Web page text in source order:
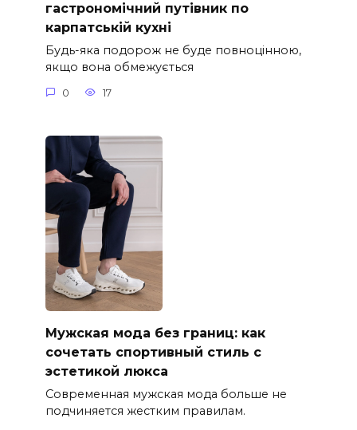
гастрономічний путівник по
карпатській кухні
Будь-яка подорож не буде повноцінною,
якщо вона обмежується
0 17
Мужская мода без границ: как
сочетать спортивный стиль с
эстетикой люкса
Современная мужская мода больше не
подчиняется жестким правилам.